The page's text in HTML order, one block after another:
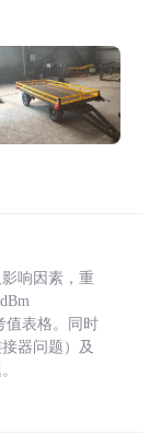
响因素，重
值表格。同时
器问题）及